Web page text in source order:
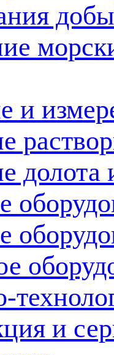
и
долота
и